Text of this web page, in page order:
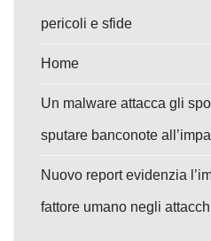
pericoli e sfide
Home
Un malware attacca gli
sputare banconote
Nuovo report evidenzia
fattore umano negli